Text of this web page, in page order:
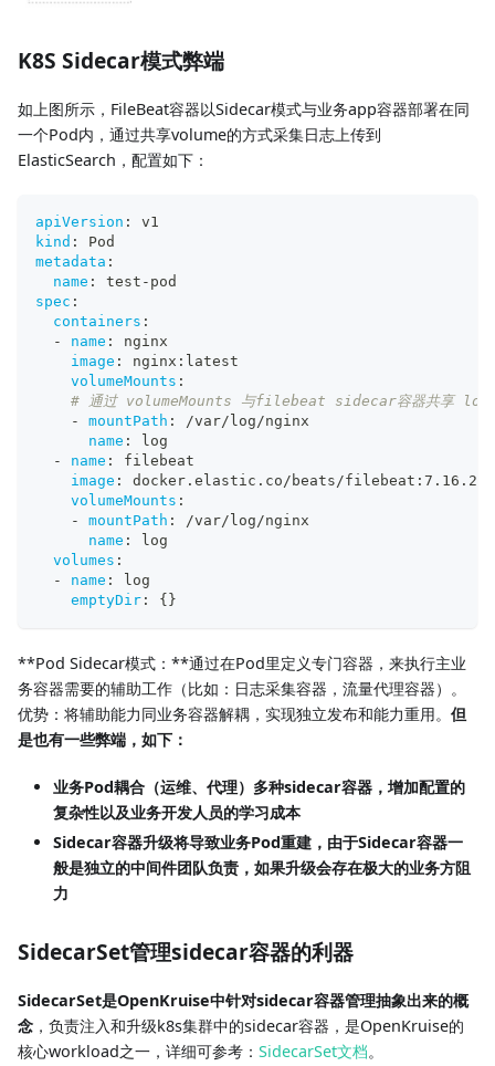
K8S Sidecar模式弊端
如上图所示，FileBeat容器以Sidecar模式与业务app容器部署在同
一个Pod内，通过共享volume的方式采集日志上传到
ElasticSearch，配置如下：
apiVersion :
v1
kind :
Pod
metadata :
name : test - pod
spec :
containers :
-
name :
nginx
image : nginx : latest
volumeMounts :
# 通过 volumeMounts 与filebeat sidecar容器共享 log
-
mountPath :
/var/log/nginx
name :
log
-
name :
filebeat
image : docker.elastic.co/beats/filebeat : 7.16.2
volumeMounts :
-
mountPath :
/var/log/nginx
name :
log
volumes :
-
name :
log
emptyDir : { }
**Pod Sidecar模式：**通过在Pod里定义专门容器，来执行主业
务容器需要的辅助工作（比如：日志采集容器，流量代理容器）。
优势：将辅助能力同业务容器解耦，实现独立发布和能力重用。 但
是也有一些弊端，如下：
业务Pod耦合（运维、代理）多种sidecar容器，增加配置的
复杂性以及业务开发人员的学习成本
Sidecar容器升级将导致业务Pod重建，由于Sidecar容器一
般是独立的中间件团队负责，如果升级会存在极大的业务方阻
力
SidecarSet管理sidecar容器的利器
SidecarSet是OpenKruise中针对sidecar容器管理抽象出来的概
念 ，负责注入和升级k8s集群中的sidecar容器，是OpenKruise的
核心workload之一，详细可参考： SidecarSet文档。